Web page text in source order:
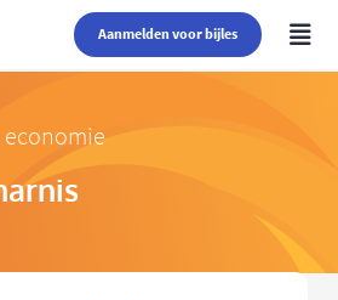
Aanmelden voor bijles
economie